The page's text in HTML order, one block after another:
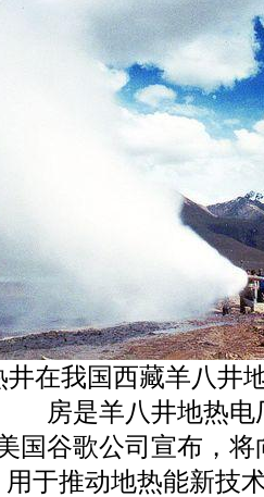
井在我国西藏羊八井
房是羊八井地热电
国谷歌公司宣布，将
用于推动地热能新技